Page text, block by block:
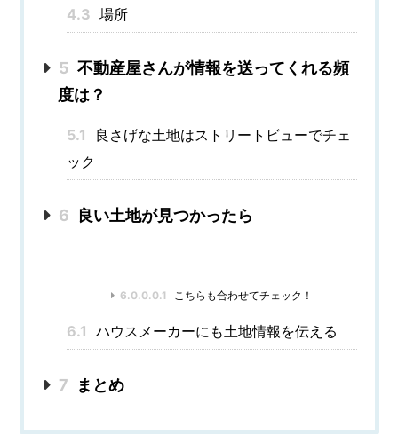
4.3 場所
5 不動産屋さんが情報を送ってくれる頻
度は？
5.1
良さげな土地はストリートビューでチェ
ック
6 良い土地が見つかったら
6.0.0.0.1 こちらも合わせてチェック！
6.1 ハウスメーカーにも土地情報を伝える
7 まとめ